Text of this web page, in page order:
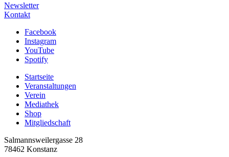
Newsletter
Kontakt
Facebook
Instagram
YouTube
Spotify
Startseite
Veranstaltungen
Verein
Mediathek
Shop
Mitgliedschaft
Salmannsweilergasse 28
78462 Konstanz